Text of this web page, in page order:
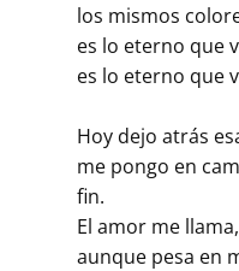
los mismos
es lo eterno que
es lo eterno que
Hoy dejo atrás
me pongo en
fin.
El amor me
aunque pesa en